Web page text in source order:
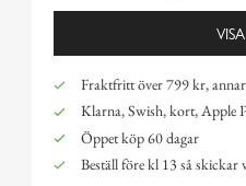
Fraktfritt över 799 kr,
Klarna, Swish, kort, Apple
Öppet köp 60 dagar
Beställ före kl 13 så skickar